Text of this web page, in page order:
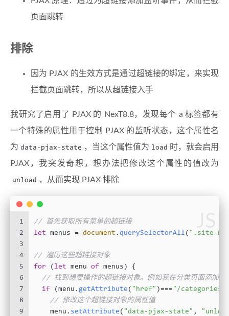
页面跳转
排除
因为 PJAX 的生效方式是通过超链接的绑定，来实现
拦截页面跳转，所以从超链接入手
我研究了启用了 PJAX 的 NexT8.8，发现每个 a 标签都有
一个特殊的属性用于控制 PJAX 的监听状态，这个属性名
为 data-pjax-state ，当这个属性值为 load 时，就会启用
PJAX，我突发奇想，想办法把修改这个属性的值改为
unload ，从而实现 PJAX 排除
1
2
3
4
5
6
7
8
9
// 首先获取所有菜单的超链接
let menus = document . querySelectorAll ( ".site-
// 遍历这些超链接对象
for ( let menu of menus) {
// 找到想要操作的超链接对象。例如我在分类页面添加了
if (menu. getAttribute ( "href" )=== "/categories/
// 修改这个超链接对象的属性值
    menu.
setAttribute ( "data-pjax-state" ,